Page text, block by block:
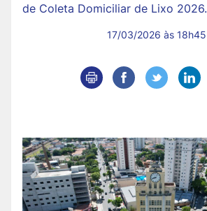
de Coleta Domiciliar de Lixo 2026.
17/03/2026 às 18h45